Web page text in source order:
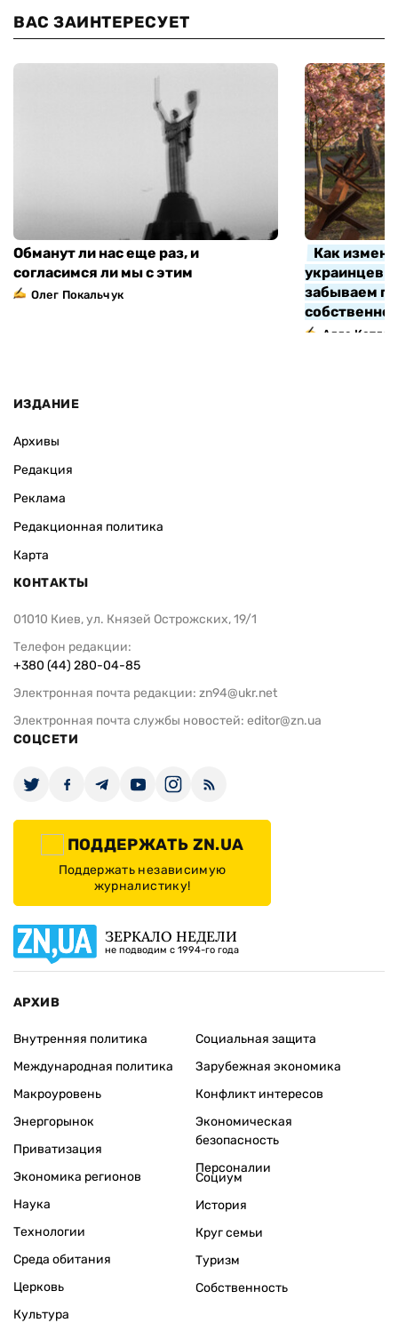
ВАС ЗАИНТЕРЕСУЕТ
Обманут ли нас еще раз, и
согласимся ли мы с этим
Олег Покальчук
Как
украинцев
забываем
Алла Котляр
ИЗДАНИЕ
Архивы
Редакция
Реклама
Редакционная политика
Карта
КОНТАКТЫ
01010 Киев, ул. Князей Острожских, 19/1
Телефон редакции:
+380 (44) 280-04-85
Электронная почта редакции: zn94@ukr.net
Электронная почта службы новостей: editor@zn.ua
СОЦСЕТИ
ПОДДЕРЖАТЬ ZN.UA
Поддержать независимую
журналистику!
ЗЕРКАЛО НЕДЕЛИ
не подводим с 1994-го года
АРХИВ
Внутренняя политика
Международная политика
Макроуровень
Энергорынок
Приватизация
Экономика регионов
Социальная защита
Зарубежная экономика
Конфликт интересов
Экономическая
безопасность
Персоналии
Наука
Технологии
Среда обитания
Церковь
Культура
Социум
История
Круг семьи
Туризм
Собственность